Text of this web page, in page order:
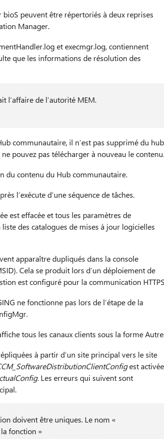
peuvent être répertoriés à deux reprises
Manager.
et execmgr.log, contiennent
que les informations de résolution des
l’affaire de l’autorité MEM.
communautaire, il n’est pas supprimé du hub
pouvez pas télécharger à nouveau le contenu.
du contenu du Hub communautaire.
l’exécute d’une séquence de tâches.
est effacée et tous les paramètres de
des catalogues de mises à jour logicielles
apparaître dupliqués dans la console
Cela se produit lors d’un déploiement de
est configuré pour la communication
ne fonctionne pas lors de l’étape de la
tous les canaux clients sous la forme
à partir d’un site principal vers le site
est activée
Les erreurs qui suivent sont
doivent être uniques. Le nom «
fonction «